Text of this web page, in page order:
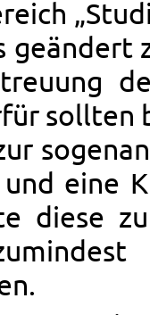
geändert
soll­ten
eine
diese